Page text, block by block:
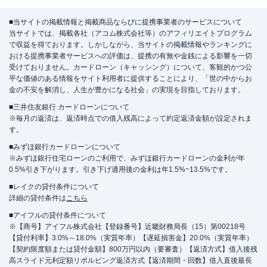
■当サイトの掲載情報と掲載商品ならびに提携事業者のサービスについて
当サイトでは、掲載各社（アコム株式会社等）のアフィリエイトプログラム
で収益を得ております。しかしながら、当サイトの掲載情報やランキングに
おける提携事業者サービスへの評価は、提携の有無や金銭による影響を一切
受けておりません。カードローン（キャッシング）について、客観的かつ公
平な価値のある情報をサイト利用者に提供することにより、「世の中からお
金の不安を解消し、人生が豊かになる社会」の実現を目指しております。
■三井住友銀行 カードローンについて
※毎月の返済は、返済時点での借入残高によって約定返済金額が設定されま
す。
■みずほ銀行カードローンについて
※みずほ銀行住宅ローンのご利用で、みずほ銀行カードローンの金利が年
0.5%引き下がります。引き下げ適用後の金利は年1.5%~13.5%です。
■レイクの貸付条件について
詳細の貸付条件はこちら
■アイフルの貸付条件について
※【商号】アイフル株式会社【登録番号】近畿財務局長（15）第00218号
【貸付利率】3.0%～18.0%（実質年率）【遅延損害金】20.0%（実質年率）
【契約限度額または貸付金額】800万円以内（要審査）【返済方式】借入後残
高スライド元利定額リボルビング返済方式【返済期間・回数】借入直後最長